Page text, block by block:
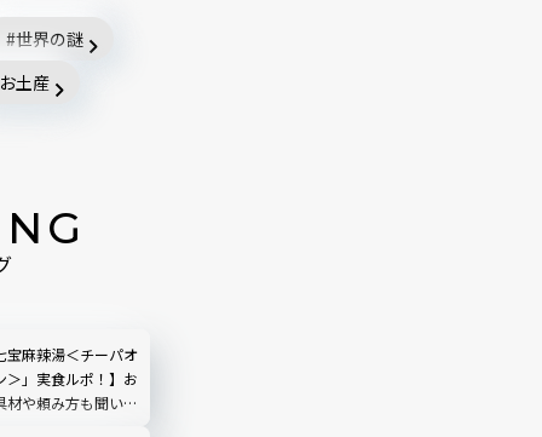
世界の謎
お土産
宝麻辣湯＜チーパオ
＞」実食ルポ！】お
材や頼み方も聞いて